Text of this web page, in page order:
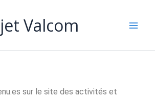
Valcom
sur le site des activités et